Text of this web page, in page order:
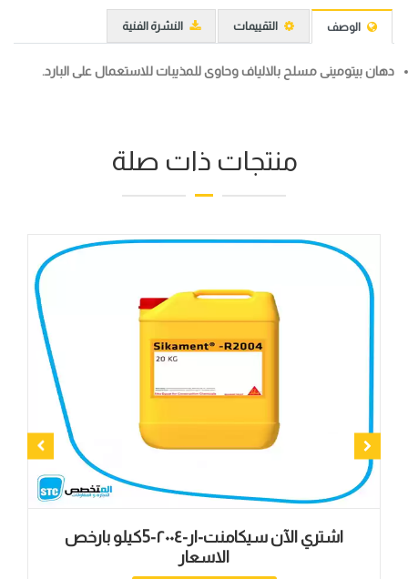
الوصف التقييمات النشرة الفنية
دهان بيتومينى مسلح بالالياف وحاوى للمذيبات للاستعمال على البارد.
منتجات ذات صلة
اشتري الآن سيكامنت-ار-۲۰۰٤-5كيلو بارخص
الاسعار